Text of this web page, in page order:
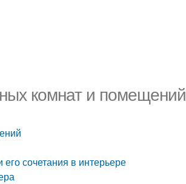
комнат и помещений
сочетания в интерьере